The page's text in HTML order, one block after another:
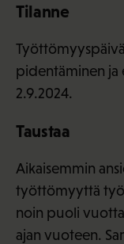
Tilanne
pidentäminen ja
2.9.2024.
Taustaa
Aikaisemmin
työttömyyttä
noin puoli
ajan vuoteen.